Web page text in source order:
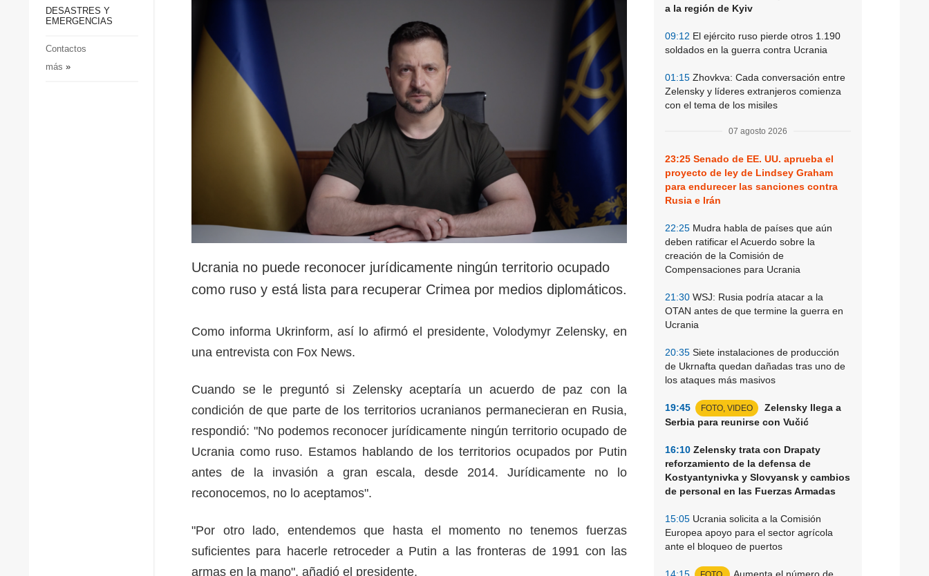
Sociedad y Cultura
DESASTRES Y
EMERGENCIAS
Contactos
más »
a la región de Kyiv
09:12 El ejército ruso pierde otros 1.190
soldados en la guerra contra Ucrania
01:15 Zhovkva: Cada conversación entre
Zelensky y líderes extranjeros comienza
con el tema de los misiles
07 agosto 2026
23:25 Senado de EE. UU. aprueba el
proyecto de ley de Lindsey Graham
para endurecer las sanciones contra
Rusia e Irán
22:25 Mudra habla de países que aún
deben ratificar el Acuerdo sobre la
creación de la Comisión de
Compensaciones para Ucrania
21:30 WSJ: Rusia podría atacar a la
OTAN antes de que termine la guerra en
Ucrania
20:35 Siete instalaciones de producción
de Ukrnafta quedan dañadas tras uno de
los ataques más masivos
19:45 FOTO, VIDEO
Zelensky llega a
Serbia para reunirse con Vučić
16:10 Zelensky trata con Drapaty
reforzamiento de la defensa de
Kostyantynivka y Slovyansk y cambios
de personal en las Fuerzas Armadas
15:05 Ucrania solicita a la Comisión
Europea apoyo para el sector agrícola
ante el bloqueo de puertos
14:15
Aumenta el número de
Ucrania no puede reconocer jurídicamente ningún territorio ocupado
como ruso y está lista para recuperar Crimea por medios diplomáticos.
Como informa Ukrinform, así lo afirmó el presidente, Volodymyr Zelensky, en
una entrevista con Fox News.
Cuando se le preguntó si Zelensky aceptaría un acuerdo de paz con la
condición de que parte de los territorios ucranianos permanecieran en Rusia,
respondió: "No podemos reconocer jurídicamente ningún territorio ocupado de
Ucrania como ruso. Estamos hablando de los territorios ocupados por Putin
antes de la invasión a gran escala, desde 2014. Jurídicamente no lo
reconocemos, no lo aceptamos".
"Por otro lado, entendemos que hasta el momento no tenemos fuerzas
suficientes para hacerle retroceder a Putin a las fronteras de 1991 con las
armas en la mano", añadió el presidente.